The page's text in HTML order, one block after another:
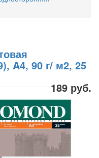
A4, 90 г/ м2, 25
189 руб.